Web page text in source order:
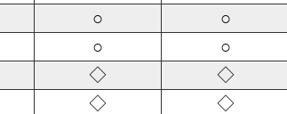
○ ○
○ ○
◇ ◇
◇ ◇